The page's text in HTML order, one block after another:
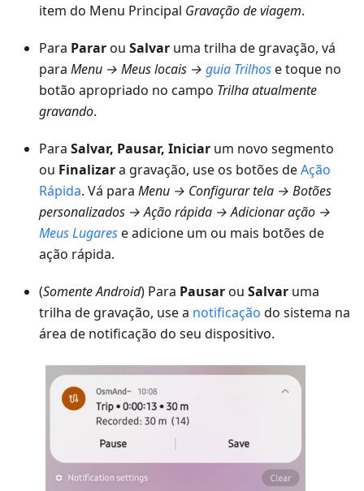
item do Menu Principal Gravação de viagem.
Para Pararou Salvar uma trilha de gravação, vá
para Menu → Meus locais → guia Trilhose toque no
botão apropriado no campo Trilha atualmente
gravando.
Para Salvar, Pausar, Iniciar um novo segmento
ou Finalizara gravação, use os botões deAção
Rápida. Vá para Menu → Configurar tela → Botões
personalizados → Ação rápida → Adicionar ação →
Meus Lugarese adicione um ou mais botões de
ação rápida.
(Somente Android) Para Pausarou Salvar uma
trilha de gravação, use a notificação do sistema na
área de notificação do seu dispositivo.